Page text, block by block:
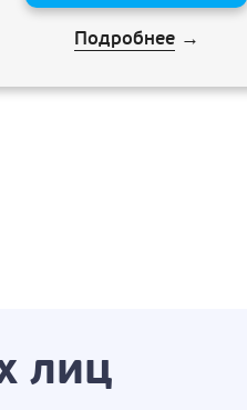
Подробнее→
лиц